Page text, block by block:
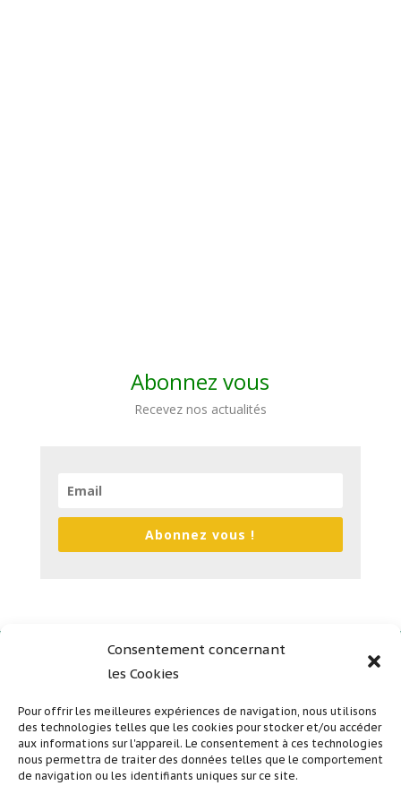
Consentement concernant
les Cookies
Pour offrir les meilleures expériences de navigation, nous utilisons
des technologies telles que les cookies pour stocker et/ou accéder
aux informations sur l'appareil. Le consentement à ces technologies
nous permettra de traiter des données telles que le comportement
de navigation ou les identifiants uniques sur ce site.
Abonnez vous
Recevez nos actualités
Abonnez vous !
Plan du site
Mentions légales
Politique de confidentialité